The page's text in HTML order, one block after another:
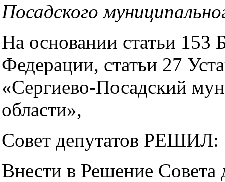
Посадского
На основании статьи 153
Федерации, статьи 27
«Сергиево-Посадский
области»,
Совет депутатов РЕШИЛ:
Внести в Решение Совета